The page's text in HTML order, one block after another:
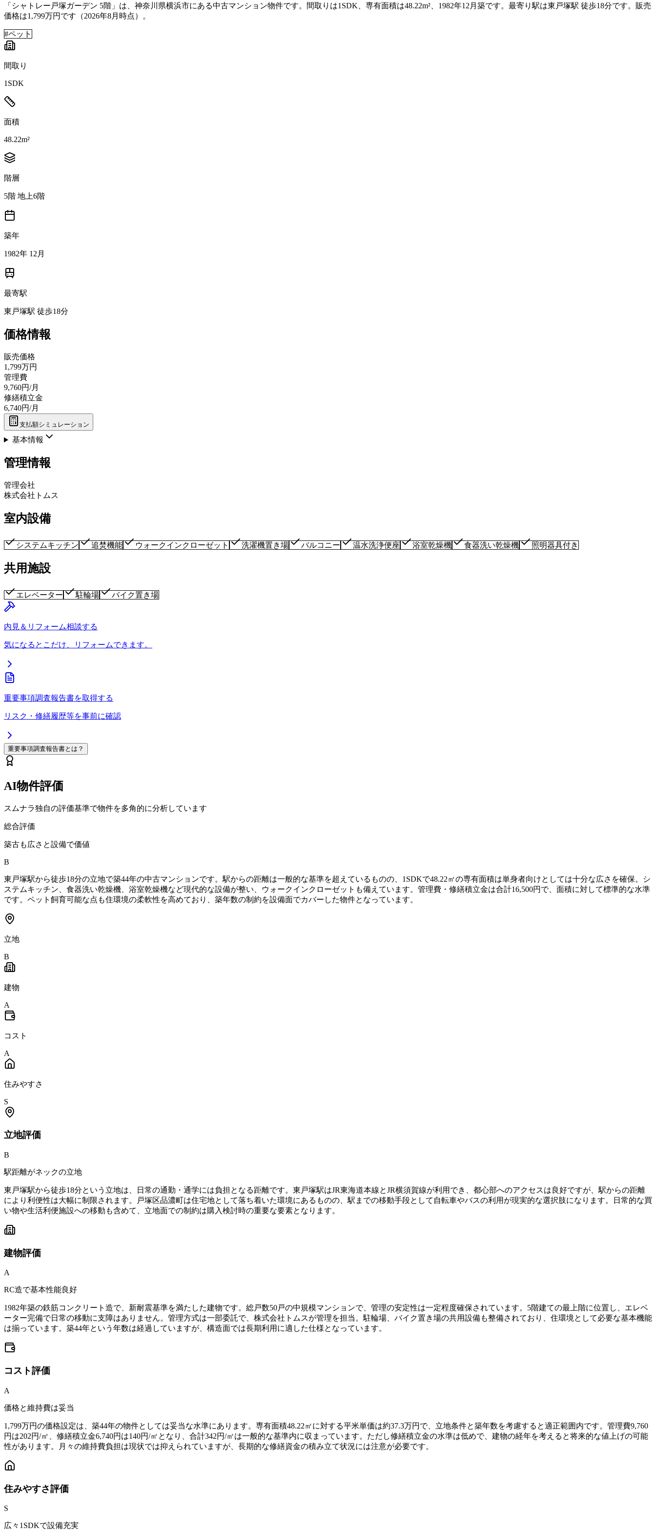
「シャトレー戸塚ガーデン 5階」は、神奈川県横浜市にある中古マンション物件です。間取りは1SDK、専有面積は48.22m²、1982年12月築です。最寄り駅は東戸塚駅 徒歩18分です。販売
価格は1,799万円です（2026年8月時点）。
#ペット
間取り
1SDK
面積
48.22m²
階層
5階 地上6階
築年
1982年 12月
最寄駅
東戸塚駅 徒歩18分
価格情報
販売価格
1,799万円
管理費
9,760円/月
修繕積立金
6,740円/月
支払額シミュレーション
基本情報
管理情報
管理会社
株式会社トムス
室内設備
システムキッチン 追焚機能 ウォークインクローゼット 洗濯機置き場 バルコニー 温水洗浄便座 浴室乾燥機 食器洗い乾燥機 照明器具付き
共用施設
エレベーター 駐輪場 バイク置き場
内見＆リフォーム相談する
気になるとこだけ、リフォームできます。
重要事項調査報告書を取得する
リスク・修繕履歴等を事前に確認
重要事項調査報告書とは？
AI物件評価
スムナラ独自の評価基準で物件を多角的に分析しています
総合評価
築古も広さと設備で価値
B
東戸塚駅から徒歩18分の立地で築44年の中古マンションです。駅からの距離は一般的な基準を超えているものの、1SDKで48.22㎡の専有面積は単身者向けとしては十分な広さを確保。シ
ステムキッチン、食器洗い乾燥機、浴室乾燥機など現代的な設備が整い、ウォークインクローゼットも備えています。管理費・修繕積立金は合計16,500円で、面積に対して標準的な水準
です。ペット飼育可能な点も住環境の柔軟性を高めており、築年数の制約を設備面でカバーした物件となっています。
立地
B
建物
A
コスト
A
住みやすさ
S
立地評価
B
駅距離がネックの立地
東戸塚駅から徒歩18分という立地は、日常の通勤・通学には負担となる距離です。東戸塚駅はJR東海道本線とJR横須賀線が利用でき、都心部へのアクセスは良好ですが、駅からの距離
により利便性は大幅に制限されます。戸塚区品濃町は住宅地として落ち着いた環境にあるものの、駅までの移動手段として自転車やバスの利用が現実的な選択肢になります。日常的な買
い物や生活利便施設への移動も含めて、立地面での制約は購入検討時の重要な要素となります。
建物評価
A
RC造で基本性能良好
1982年築の鉄筋コンクリート造で、新耐震基準を満たした建物です。総戸数50戸の中規模マンションで、管理の安定性は一定程度確保されています。5階建ての最上階に位置し、エレベ
ーター完備で日常の移動に支障はありません。管理方式は一部委託で、株式会社トムスが管理を担当。駐輪場、バイク置き場の共用設備も整備されており、住環境として必要な基本機能
は揃っています。築44年という年数は経過していますが、構造面では長期利用に適した仕様となっています。
コスト評価
A
価格と維持費は妥当
1,799万円の価格設定は、築44年の物件としては妥当な水準にあります。専有面積48.22㎡に対する平米単価は約37.3万円で、立地条件と築年数を考慮すると適正範囲内です。管理費9,760
円は202円/㎡、修繕積立金6,740円は140円/㎡となり、合計342円/㎡は一般的な基準内に収まっています。ただし修繕積立金の水準は低めで、建物の経年を考えると将来的な値上げの可能
性があります。月々の維持費負担は現状では抑えられていますが、長期的な修繕資金の積み立て状況には注意が必要です。
住みやすさ評価
S
広々1SDKで設備充実